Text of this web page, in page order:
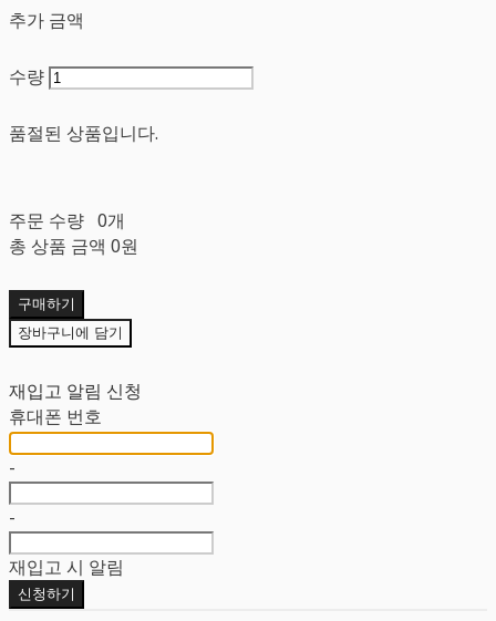
추가 금액
수량
품절된 상품입니다.
주문 수량 0개
총 상품 금액 0원
구매하기
장바구니에 담기
재입고 알림 신청
휴대폰 번호
-
-
재입고 시 알림
신청하기